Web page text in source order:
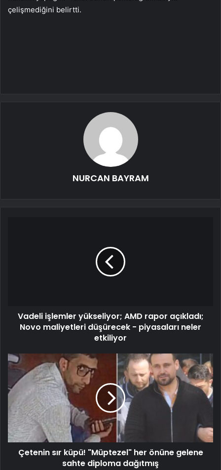
çelişmediğini belirtti.
NURCAN BAYRAM
Vadeli işlemler yükseliyor; AMD rapor açıkladı;
Novo maliyetleri düşürecek - piyasaları neler
etkiliyor
Çetenin sır küpü! "Müptezel" her önüne gelene
sahte diploma dağıtmış